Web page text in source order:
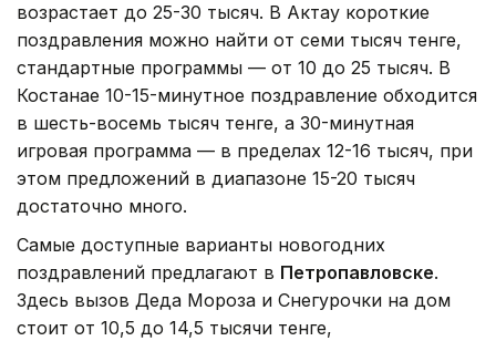
возрастает до 25-30 тысяч. В Актау короткие
поздравления можно найти от семи тысяч тенге,
стандартные программы — от 10 до 25 тысяч. В
Костанае 10-15-минутное поздравление обходится
в шесть-восемь тысяч тенге, а 30-минутная
игровая программа — в пределах 12-16 тысяч, при
этом предложений в диапазоне 15-20 тысяч
достаточно много.
Самые доступные варианты новогодних
поздравлений предлагают в Петропавловске.
Здесь вызов Деда Мороза и Снегурочки на дом
стоит от 10,5 до 14,5 тысячи тенге,